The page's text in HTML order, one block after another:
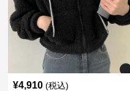
¥4,910 (税込)